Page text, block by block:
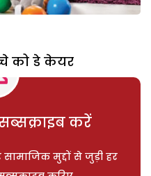
को डे केयर
करें
मुद्दों से जुड़ी हर